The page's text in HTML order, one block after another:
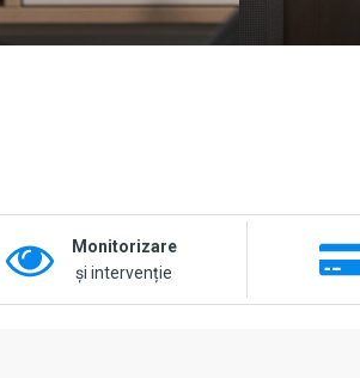
Monitorizare
și intervenție